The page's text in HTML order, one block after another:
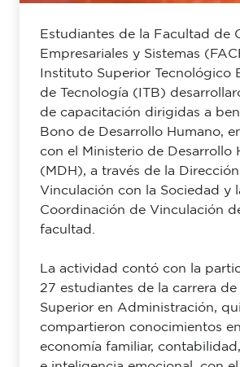
Estudiantes de la Facultad de
Empresariales y Sistemas
Instituto Superior Tecnológico
de Tecnología (ITB)
de capacitación dirigidas a
Bono de Desarrollo Humano,
con el Ministerio de Desarrollo
(MDH), a través de la
Vinculación con la Sociedad y
Coordinación de Vinculación
facultad.
La actividad contó con la
27 estudiantes de la carrera de
Superior en Administración,
compartieron conocimientos
economía familiar,